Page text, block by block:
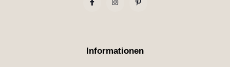
Informationen